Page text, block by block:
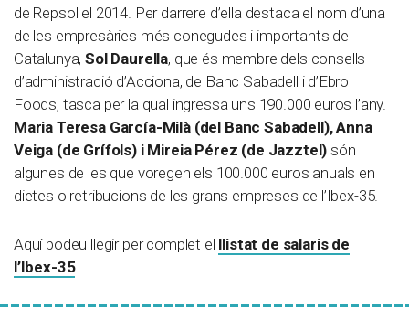
de Repsol el 2014. Per darrere d’ella destaca el nom d’una
de les empresàries més conegudes i importants de
Catalunya,Sol Daurella, que és membre dels consells
d’administració d’Acciona, de Banc Sabadell i d’Ebro
Foods, tasca per la qual ingressa uns 190.000 euros l’any.
Maria Teresa García-Milà (del Banc Sabadell), Anna
Veiga (de Grífols) i Mireia Pérez (de Jazztel) són
algunes de les que voregen els 100.000 euros anuals en
dietes o retribucions de les grans empreses de l’Ibex-35.
Aquí podeu llegir per complet el llistat de salaris de
l’Ibex-35.